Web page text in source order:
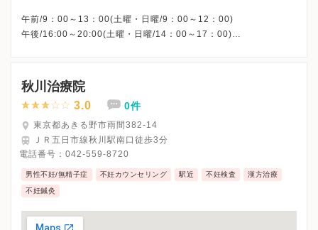
午前/9：00～13：00(土曜・日曜/9：00～12：00)
午後/16:00～20:00(土曜・日曜/14：00～17：00)
秋川治療院
3.0 0件
東京都あきる野市雨間382-14
ＪＲ五日市線秋川駅南口徒歩3分
電話番号： 042-559-8720
男性不妊/無精子症 不妊カウンセリング 駅近 不妊検査 漢方治療
不妊鍼灸